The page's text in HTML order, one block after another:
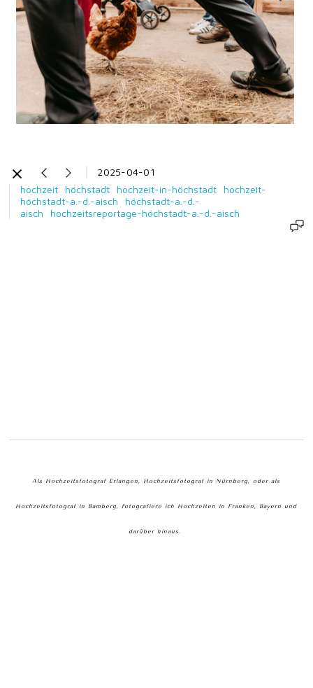
2025-04-01
hochzeit
höchstadt hochzeit-in-höchstadt
hochzeit-
höchstadt-a.-d.-aisch
höchstadt-a.-d.-
aisch
hochzeitsreportage-höchstadt-a.-d.-aisch
Als Hochzeitsfotograf Erlangen, Hochzeitsfotograf in Nürnberg, oder als
Hochzeitsfotograf in Bamberg, fotografiere ich Hochzeiten in Franken, Bayern und
darüber hinaus.